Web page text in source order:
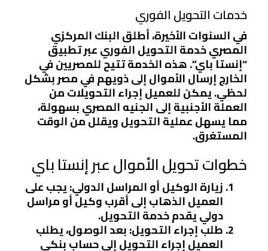
خدمات التحويل الفوري
في السنوات الأخيرة، أطلق البنك المركزي
المصري خدمة التحويل الفوري عبر تطبيق
“إنستا باي”. هذه الخدمة تتيح للمصريين في
الخارج إرسال الأموال إلى ذويهم في مصر بشكل
لحظي. يمكن للعميل إجراء التحويلات من
العملة الأجنبية إلى الجنيه المصري بسهولة،
مما يسهل عملية التحويل ويقلل من الوقت
المستغرق.
خطوات تحويل الأموال عبر إنستا باي
زيارة الوكيل أو المراسل الدولي: يجب على
العميل الذهاب إلى أقرب وكيل أو مراسل
دولي يقدم خدمة التحويل.
طلب إجراء التحويل: بعد الوصول، يطلب
العميل إجراء التحويل إلى حساب بنكي